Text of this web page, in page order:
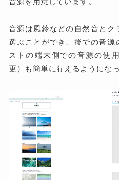
音源を用意しています。
音源は風鈴などの自然音とク
選ぶことができ、後での音源
ストの端末側での音源の使
更）も簡単に行えるようにな